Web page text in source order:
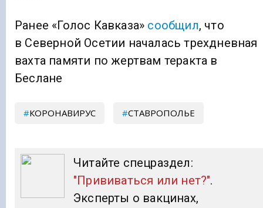
Ранее «Голос Кавказа» сообщил, что
в Северной Осетии началась трехдневная
вахта памяти по жертвам теракта в
Беслане
КОРОНАВИРУС СТАВРОПОЛЬЕ
Читайте спецраздел:
"Прививаться или нет?".
Эксперты о вакцинах,